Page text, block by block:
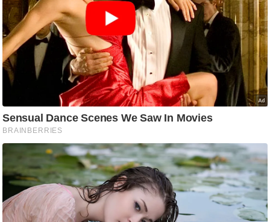
g
N
e
w
s
फ
स्टा
इ
टे
क्नॉ
लॉ